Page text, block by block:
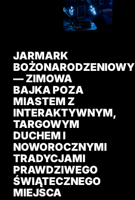
JARMARK
BOŻONARODZENIOWY
— ZIMOWA
BAJKA POZA
MIASTEM Z
INTERAKTYWNYM,
TARGOWYM
DUCHEM I
NOWOROCZNYMI
TRADYCJAMI
PRAWDZIWEGO
ŚWIĄTECZNEGO
MIEJSCA